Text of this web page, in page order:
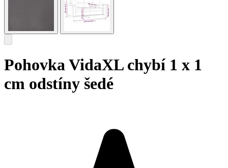
Pohovka VidaXL chybí 1 x 1
cm odstíny šedé